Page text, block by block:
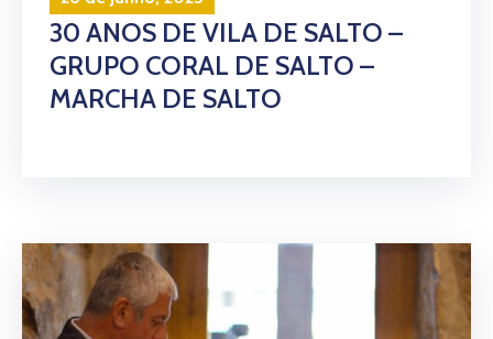
30 ANOS DE VILA DE SALTO –
GRUPO CORAL DE SALTO –
MARCHA DE SALTO